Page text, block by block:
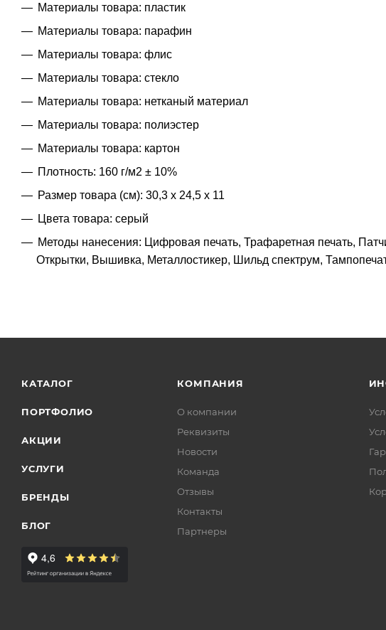
Материалы товара: пластик
Материалы товара: парафин
Материалы товара: флис
Материалы товара: стекло
Материалы товара: нетканый материал
Материалы товара: полиэстер
Материалы товара: картон
Плотность: 160 г/м2 ± 10%
Размер товара (см): 30,3 х 24,5 х 11
Цвета товара: серый
Методы нанесения: Цифровая печать, Трафаретная печать,
Открытки, Вышивка, Металлостикер, Шильд спектрум,
КАТАЛОГ
ПОРТФОЛИО
АКЦИИ
УСЛУГИ
БРЕНДЫ
БЛОГ
КОМПАНИЯ
О компании
Реквизиты
Новости
Команда
Отзывы
Контакты
Партнеры